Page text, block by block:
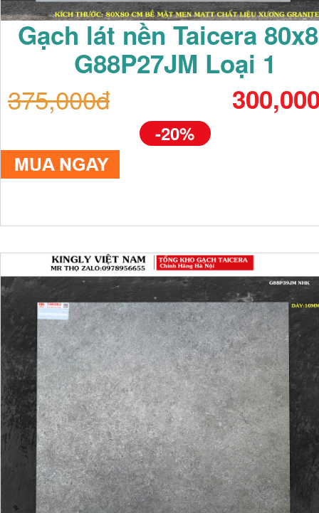
Gạch lát nền Taicera
G88P27JM Loại 1
375,000đ
-20%